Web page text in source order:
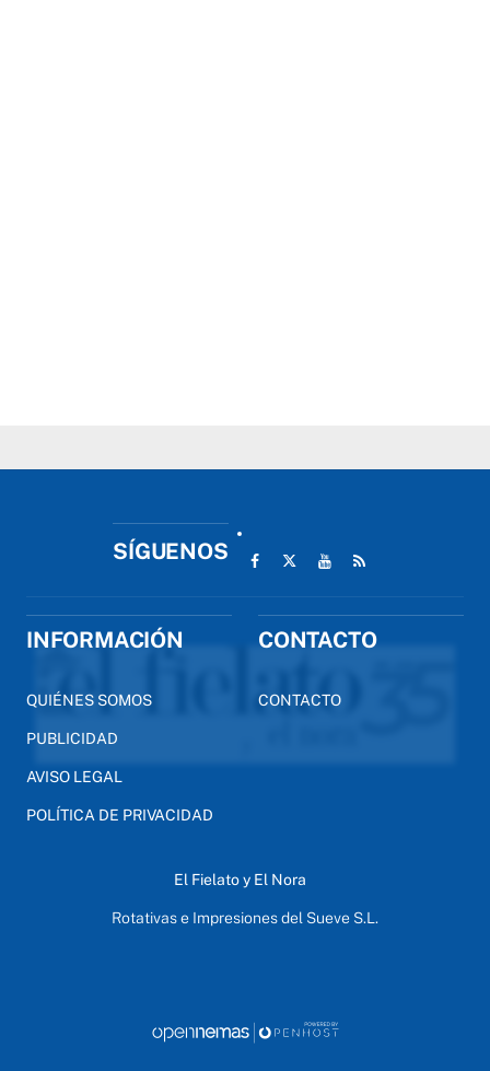
SÍGUENOS
INFORMACIÓN
QUIÉNES SOMOS
PUBLICIDAD
AVISO LEGAL
POLÍTICA DE PRIVACIDAD
CONTACTO
CONTACTO
El Fielato y El Nora
Rotativas e Impresiones del Sueve S.L.